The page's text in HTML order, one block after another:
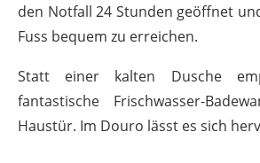
den Notfall 24 Stunden geöffnet
Fuss bequem zu erreichen.
Statt einer kalten Dusche
fantastische Frischwasser-
Haustür. Im Douro lässt es sich